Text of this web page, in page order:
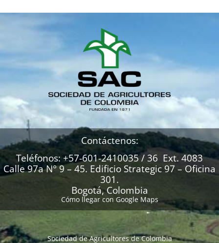
Contáctenos:
Teléfonos: +57-601-2410035 / 36 Ext. 4083
Calle 97a N° 9 – 45. Edificio Strategic 97 – Oficina
301.
Bogotá, Colombia
Cómo llegar con Google Maps
Sociedad de Agricultores de Colombia